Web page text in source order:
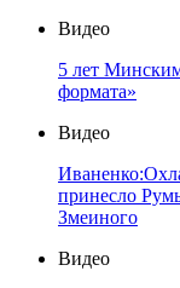
Видео
5 лет
формата»
Видео
принесло
Змеиного
Видео